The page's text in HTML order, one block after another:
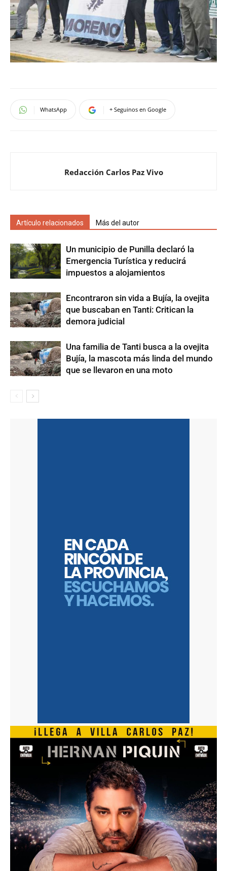
WhatsApp + Seguinos en Google
Redacción Carlos Paz Vivo
Artículo relacionados Más del autor
Un municipio de Punilla declaró la
Emergencia Turística y reducirá
impuestos a alojamientos
Encontraron sin vida a Bujía, la ovejita
que buscaban en Tanti: Critican la
demora judicial
Una familia de Tanti busca a la ovejita
Bujía, la mascota más linda del mundo
que se llevaron en una moto